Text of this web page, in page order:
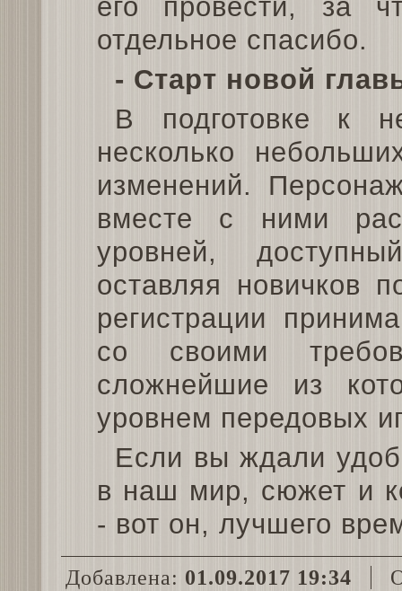
его провести, за
отдельное спасибо.
- Старт новой
В подготовке к
несколько
изменений.
вместе с ними
уровней,
оставляя новичков
регистрации
со своими
сложнейшие из
уровнем передовых
Если вы ждали
в наш мир, сюжет и
- вот он, лучшего
Добавлена: 01.09.2017 19:34